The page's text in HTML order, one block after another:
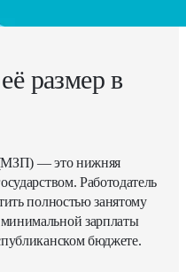
размер в
(МЗП) — это нижняя
Работодатель
полностью занятому
зарплаты
бюджете.